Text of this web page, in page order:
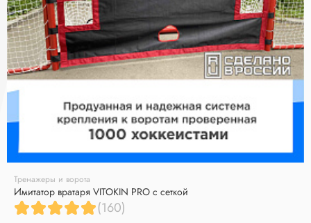
Тренажеры и ворота
Имитатор вратаря VITOKIN PRO с сеткой
(160)